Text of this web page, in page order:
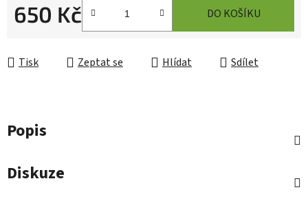
650 Kč DO KOŠÍKU
Tisk Zeptat se Hlídat Sdílet
Popis
Diskuze